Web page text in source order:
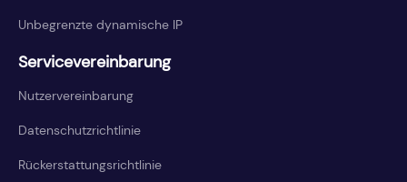
Unbegrenzte dynamische IP
Servicevereinbarung
Nutzervereinbarung
Datenschutzrichtlinie
Rückerstattungsrichtlinie